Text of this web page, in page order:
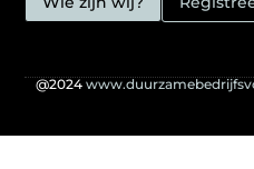
@2024